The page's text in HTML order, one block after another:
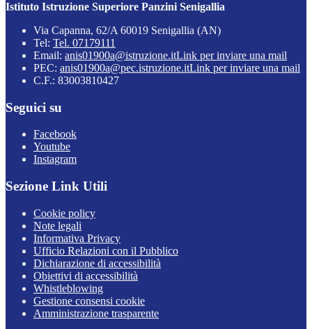
Istituto Istruzione Superiore Panzini Senigallia
Via Capanna, 62/A 60019 Senigallia (AN)
Tel: Tel. 07179111
Email: anis01900a@istruzione.itLink per inviare una mail
PEC: anis01900a@pec.istruzione.itLink per inviare una mail
C.F.: 83003810427
Seguici su
Facebook
Youtube
Instagram
Sezione Link Utili
Cookie policy
Note legali
Informativa Privacy
Ufficio Relazioni con il Pubblico
Dichiarazione di accessibilità
Obiettivi di accessibilità
Whistleblowing
Gestione consensi cookie
Amministrazione trasparente